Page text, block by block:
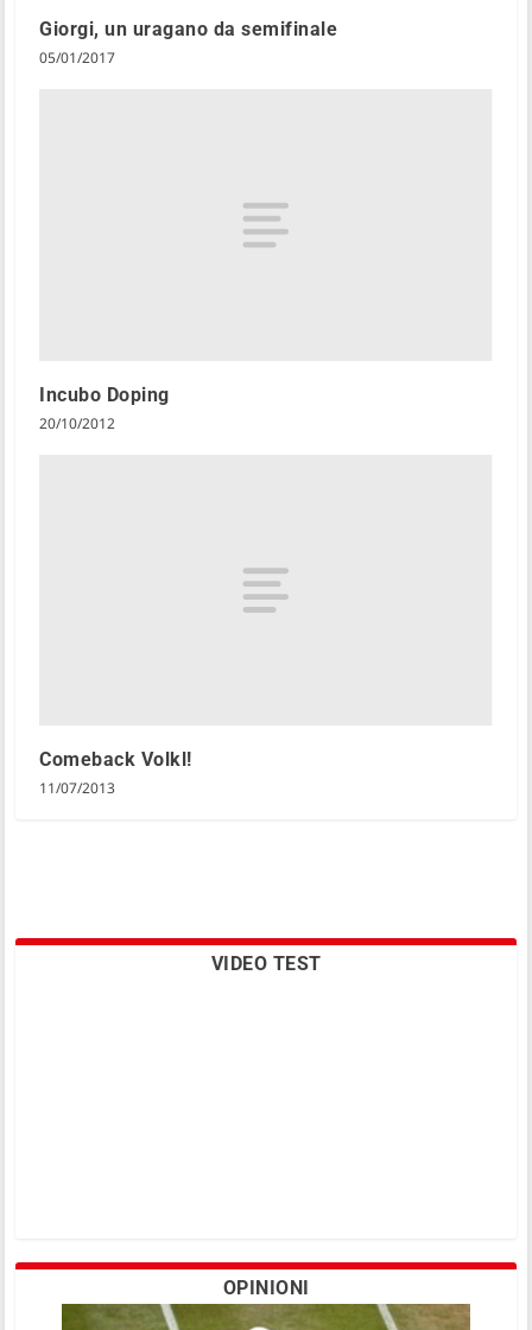
Giorgi, un uragano da semifinale
05/01/2017
Incubo Doping
20/10/2012
Comeback Volkl!
11/07/2013
VIDEO TEST
OPINIONI